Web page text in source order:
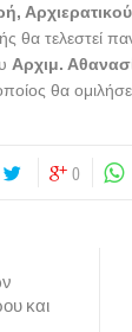
θα τελεστεί
Αρχιμ.
θα
0
και